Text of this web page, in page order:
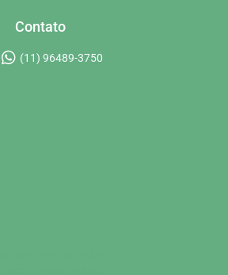
Contato
(11) 96489-3750